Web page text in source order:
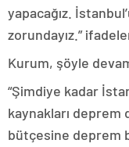
yapacağız.
zorundayız.”
Kurum, şöyle
“Şimdiye kadar
kaynakları deprem
bütçesine deprem